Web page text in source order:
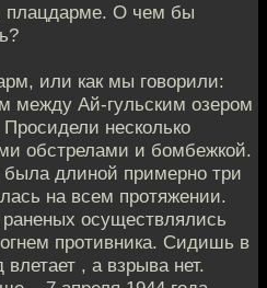
плацдарме. О чем бы
или как мы говорили:
между Ай-гульским озером
несколько
обстрелами и бомбежкой.
длиной примерно три
на всем протяжении.
осуществлялись
противника. Сидишь в
, а взрыва нет.